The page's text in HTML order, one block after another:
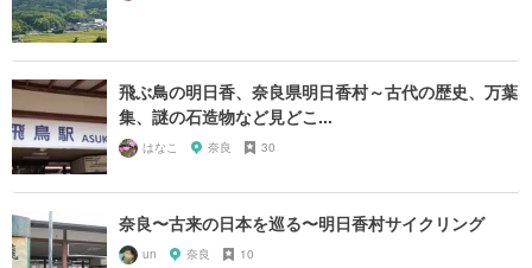
飛ぶ鳥の明日香、奈良県明日香村～古代の歴史、万葉
集、謎の石造物など見どこ...
はなこ 奈良 30
奈良〜古来の日本を巡る〜明日香村サイクリング
un 奈良 10